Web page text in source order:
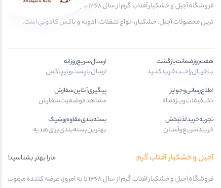
فروشگاه آجیل و خشکبار آفتاب گرم از سال 1368 تا به امروز، عرضه کننده مرغوب
ترین محصولات آجیل، خشکبار، انواع تنقلات، ادویه و باکس کادویی است.
هفت‌روز‌ضمانت‌بازگشت
بــا‌خیــال‌راحـــت‌خـرید‌کنــید
ارســال‌سریع‌روزانه
ارسال‌با‌پست‌و‌تیپاکس
اطلاع‌رسانی‌و‌جوایز
تخـــفیفات‌ویــژه‌مـاه
پیگیری‌آنلاین‌سفارش
مشاهده‌وضعیت‌سفارش
تجربه‌خرید‌لذتبخش
خریــد‌سریـع‌و‌آســان
بسته‌بندی‌مقاوم‌وشیک
بهترین‌بسته‌بندی‌برای‌هدیه
آجیل و خشکبار آفتاب گرم
مارا بهتر بشناسید!
فروشگاه آجیل و خشکبار آفتاب گرم از سال 1368 تا به امروز، عرضه کننده مرغوب